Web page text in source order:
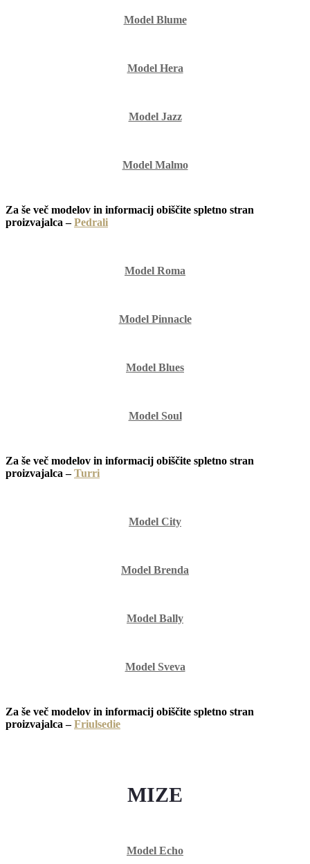
Model Blume
Model Hera
Model Jazz
Model Malmo
Za še več modelov in informacij obiščite spletno stran
proizvajalca –Pedrali
Model Roma
Model Pinnacle
Model Blues
Model Soul
Za še več modelov in informacij obiščite spletno stran
proizvajalca –Turri
Model City
Model Brenda
Model Bally
Model Sveva
Za še več modelov in informacij obiščite spletno stran
proizvajalca –Friulsedie
MIZE
Model Echo